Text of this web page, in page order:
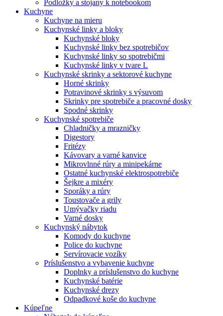
Podložky a stojany k notebookom
Kuchyne
Kuchyne na mieru
Kuchynské linky a bloky
Kuchynské bloky
Kuchynské linky bez spotrebičov
Kuchynské linky so spotrebičmi
Kuchynské linky v tvare L
Kuchynské skrinky a sektorové kuchyne
Horné skrinky
Potravinové skrinky s výsuvom
Skrinky pre spotrebiče a pracovné dosky
Spodné skrinky
Kuchynské spotrebiče
Chladničky a mrazničky
Digestory
Fritézy
Kávovary a varné kanvice
Mikrovlnné rúry a minipekárne
Ostatné kuchynské elektrospotrebiče
Šejkre a mixéry
Sporáky a rúry
Toustovače a grily
Umývačky riadu
Varné dosky
Kuchynský nábytok
Komody do kuchyne
Police do kuchyne
Servírovacie vozíky
Príslušenstvo a vybavenie kuchyne
Doplnky a príslušenstvo do kuchyne
Kuchynské batérie
Kuchynské drezy
Odpadkové koše do kuchyne
Kúpeľne